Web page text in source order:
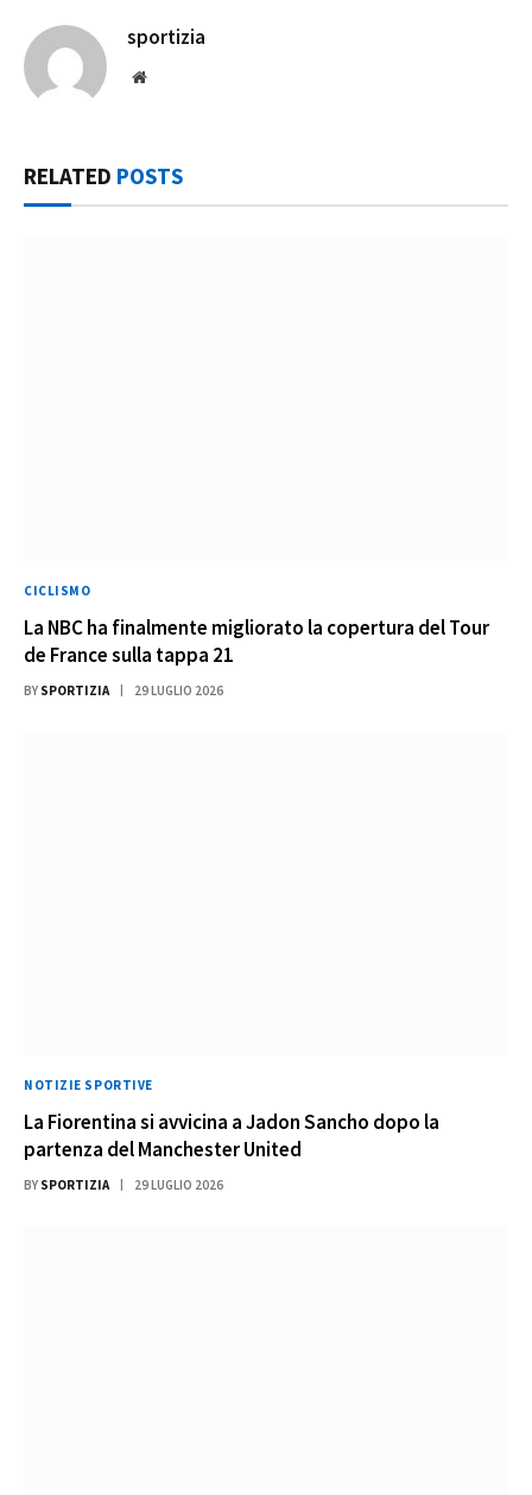
sportizia
Website
RELATED POSTS
CICLISMO
La NBC ha finalmente migliorato la copertura del Tour
de France sulla tappa 21
BY SPORTIZIA 29 LUGLIO 2026
NOTIZIE SPORTIVE
La Fiorentina si avvicina a Jadon Sancho dopo la
partenza del Manchester United
BY SPORTIZIA 29 LUGLIO 2026